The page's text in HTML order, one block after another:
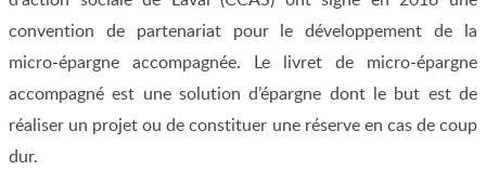
convention de partenariat pour le développement de la
micro-épargne accompagnée. Le livret de micro-épargne
accompagné est une solution d’épargne dont le but est de
réaliser un projet ou de constituer une réserve en cas de coup
dur.